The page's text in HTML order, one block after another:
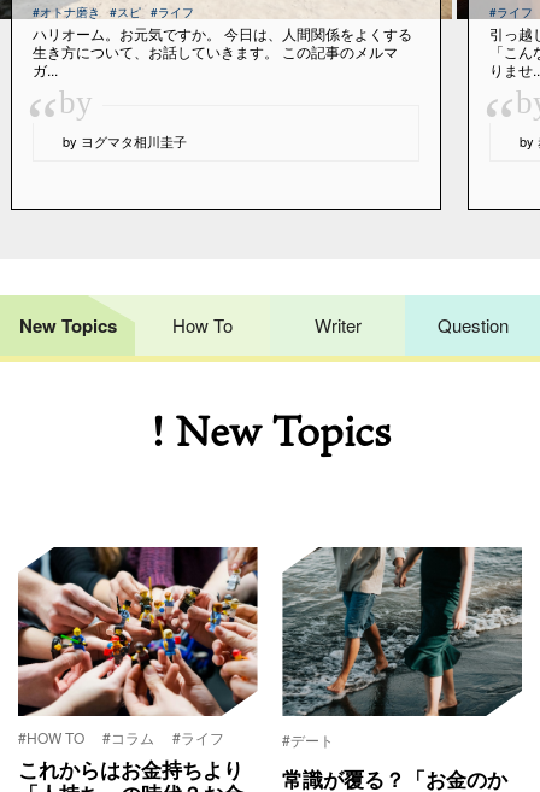
#オトナ磨き #スピ #ライフ
ハリオーム。お元気ですか。 今日は、人間関係をよくする
生き方について、お話していきます。 この記事のメルマ
ガ...
“by
by ヨグマタ相川圭子
#ライフ
引っ越
「こ
りませ
“ by
New Topics How To Writer Question
! New Topics
#HOW TO #コラム #ライフ
これからはお金持ちより
#デート
常識が覆る？「お金のか